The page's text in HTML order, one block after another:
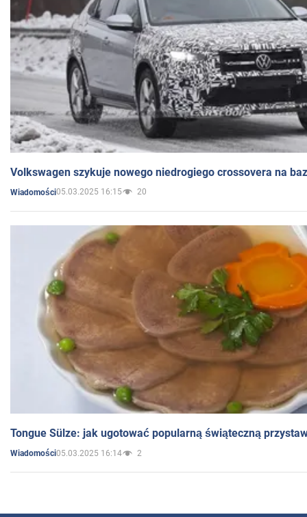
Volkswagen szykuje nowego niedrogiego crossovera na
Wiadomości05.03.2025 16:15 20
Tongue Sülze: jak ugotować popularną świąteczną
Wiadomości05.03.2025 16:14 2